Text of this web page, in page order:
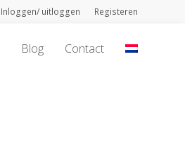
Inloggen/ uitloggen Registeren
Blog Contact